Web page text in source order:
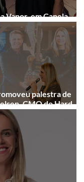
Vapor, em Canela,
em agosto
palestra de
CMO do Hard